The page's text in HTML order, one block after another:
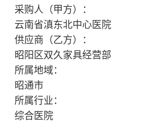
采购人（甲方）：
云南省滇东北中心医院
供应商（乙方）：
昭阳区双久家具经营部
所属地域：
昭通市
所属行业：
综合医院